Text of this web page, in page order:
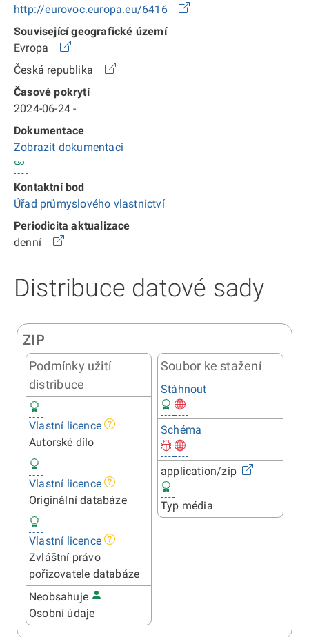
http://eurovoc.europa.eu/6416
Související geografické území
Evropa
Česká republika
Časové pokrytí
2024-06-24 -
Dokumentace
Zobrazit dokumentaci
Kontaktní bod
Úřad průmyslového vlastnictví
Periodicita aktualizace
denní
Distribuce datové sady
ZIP
Podmínky užití
distribuce
Vlastní licence
Autorské dílo
Vlastní licence
Originální databáze
Vlastní licence
Zvláštní právo
pořizovatele databáze
Neobsahuje
Osobní údaje
Soubor ke stažení
Stáhnout
Schéma
application/zip
Typ média